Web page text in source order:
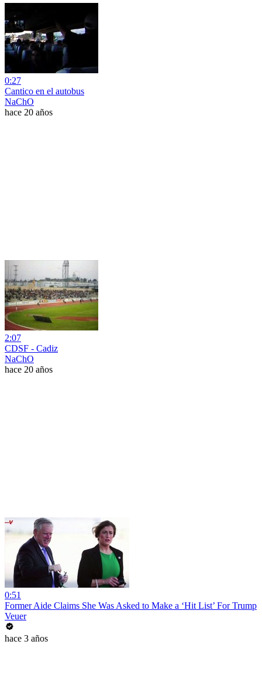
0:27
Cantico en el autobus
NaChO
hace 20 años
2:07
CDSF - Cadiz
NaChO
hace 20 años
0:51
Former Aide Claims She Was Asked to Make a ‘Hit List’ For Trump
Veuer
hace 3 años